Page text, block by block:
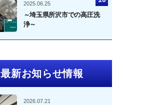
2025.06.25
～埼玉県所沢市での高圧洗
浄～
最新お知らせ情報
2026.07.21